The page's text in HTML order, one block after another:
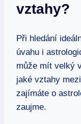
vztahy?
Při hledání
úvahu i
může mít velký
jaké vztahy⁣
zajímáte o
zaujme.